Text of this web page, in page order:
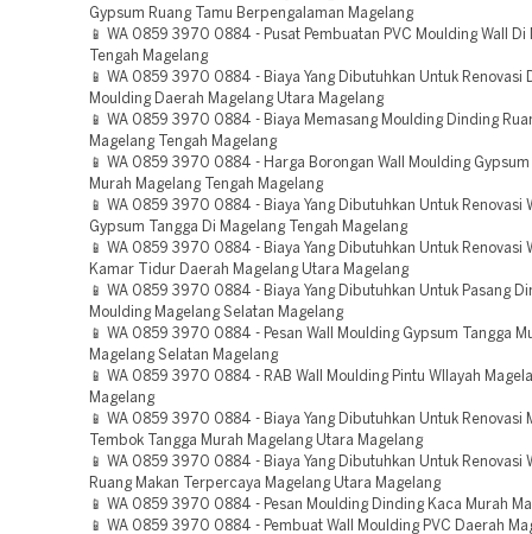
Gypsum Ruang Tamu Berpengalaman Magelang
📱 WA 0859 3970 0884 - Pusat Pembuatan PVC Moulding Wall Di
Tengah Magelang
📱 WA 0859 3970 0884 - Biaya Yang Dibutuhkan Untuk Renovasi
Moulding Daerah Magelang Utara Magelang
📱 WA 0859 3970 0884 - Biaya Memasang Moulding Dinding
Magelang Tengah Magelang
📱 WA 0859 3970 0884 - Harga Borongan Wall Moulding Gypsum
Murah Magelang Tengah Magelang
📱 WA 0859 3970 0884 - Biaya Yang Dibutuhkan Untuk Renovasi
Gypsum Tangga Di Magelang Tengah Magelang
📱 WA 0859 3970 0884 - Biaya Yang Dibutuhkan Untuk Renovasi
Kamar Tidur Daerah Magelang Utara Magelang
📱 WA 0859 3970 0884 - Biaya Yang Dibutuhkan Untuk Pasang
Moulding Magelang Selatan Magelang
📱 WA 0859 3970 0884 - Pesan Wall Moulding Gypsum Tangga
Magelang Selatan Magelang
📱 WA 0859 3970 0884 - RAB Wall Moulding Pintu WIlayah
Magelang
📱 WA 0859 3970 0884 - Biaya Yang Dibutuhkan Untuk Renovasi
Tembok Tangga Murah Magelang Utara Magelang
📱 WA 0859 3970 0884 - Biaya Yang Dibutuhkan Untuk Renovasi
Ruang Makan Terpercaya Magelang Utara Magelang
📱 WA 0859 3970 0884 - Pesan Moulding Dinding Kaca Murah
📱 WA 0859 3970 0884 - Pembuat Wall Moulding PVC Daerah